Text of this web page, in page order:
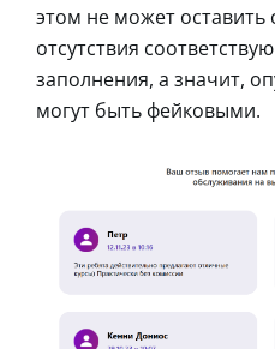
этом не может оставить
отсутствия
заполнения, а значит,
могут быть фейковыми.